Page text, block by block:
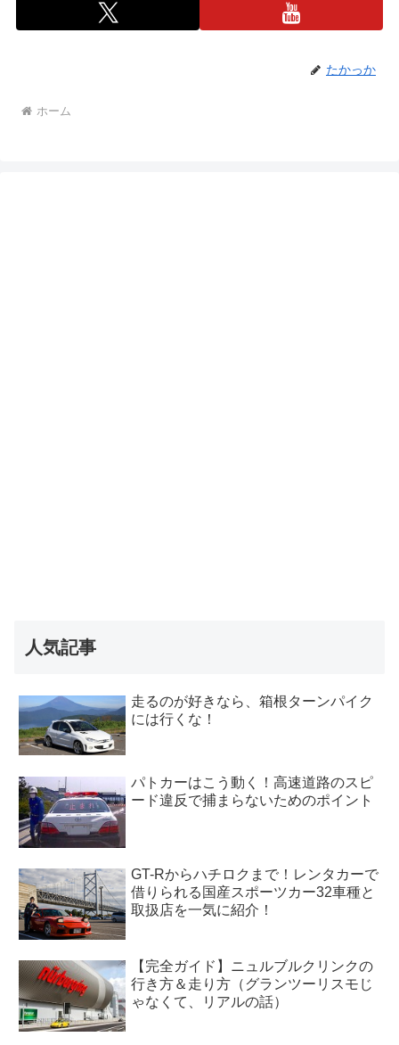
たかっか
ホーム
人気記事
走るのが好きなら、箱根ターンパイク
には行くな！
パトカーはこう動く！高速道路のスピ
ード違反で捕まらないためのポイント
GT-Rからハチロクまで！レンタカーで
借りられる国産スポーツカー32車種と
取扱店を一気に紹介！
【完全ガイド】ニュルブルクリンクの
行き方＆走り方（グランツーリスモじ
ゃなくて、リアルの話）